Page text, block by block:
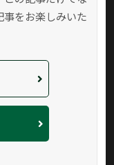
事をお楽しみいた